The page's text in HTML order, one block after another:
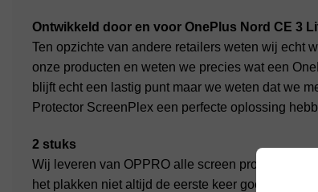
Ontwikkeld door en voor OnePlus Nord CE 3
Ten opzichte van andere retailers weten wij echt
onze producten en weten we precies wat een
blijft echt een lastig punt maar we weten dat we
Protector ScreenPlex een perfecte oplossing
2 stuks
Wij leveren van OPPRO alle screen protectors in
het plakken niet altijd de eerste keer goed gaat.